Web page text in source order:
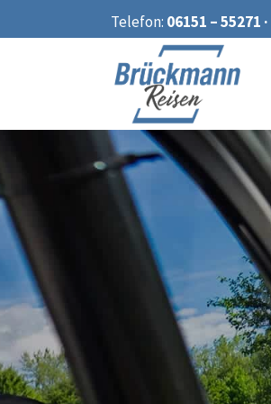
Telefon: 06151 – 55271 ·